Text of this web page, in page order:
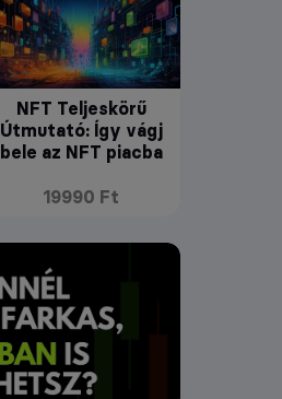
NFT Teljeskörű
Útmutató: Így vágj
bele az NFT piacba
19990 Ft